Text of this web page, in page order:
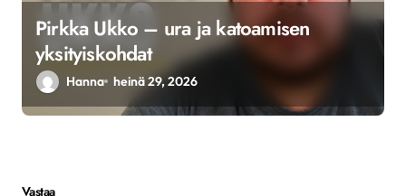
Pirkka Ukko – ura ja katoamisen
yksityiskohdat
Hanna heinä 29, 2026
Vastaa